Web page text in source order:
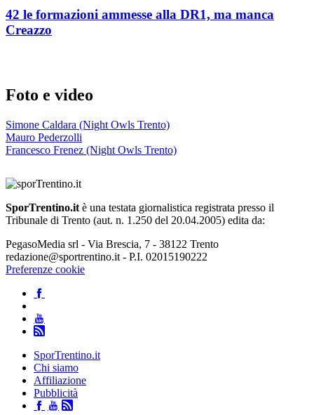
42 le formazioni ammesse alla DR1, ma manca
Creazzo
Foto e video
Simone Caldara (Night Owls Trento)
Mauro Pederzolli
Francesco Frenez (Night Owls Trento)
SporTrentino.it è una testata giornalistica registrata presso il
Tribunale di Trento (aut. n. 1.250 del 20.04.2005) edita da:
PegasoMedia srl - Via Brescia, 7 - 38122 Trento
redazione@sportrentino.it - P.I. 02015190222
Preferenze cookie
SporTrentino.it
Chi siamo
Affiliazione
Pubblicità